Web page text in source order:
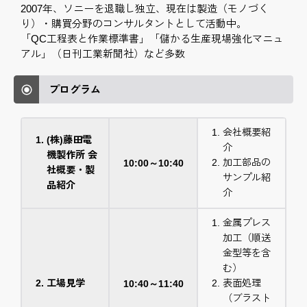
2007年、ソニーを退職し独立、現在は製造（モノづく
り）・購買分野のコンサルタントとして活動中。
「QC工程表と作業標準書」「儲かる生産現場強化マニュ
アル」（日刊工業新聞社）など多数
プログラム
(株)藤田電
機製作所 会
社概要・製
品紹介
10:00～10:40
会社概要紹
介
加工部品の
サンプル紹
介
工場見学 10:40～11:40
金属プレス
加工（順送
金型等を含
む）
表面処理
（ブラスト